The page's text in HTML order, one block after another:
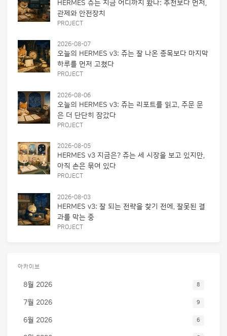
HERMES 쥬는 지금 어디까지 왔나: 추천보다 먼저,
관제와 안전장치
PROJECT
2026-08-07
오늘의 HERMES v3: 쥬는 잘 나온 종목보다 마지막
하루를 먼저 고쳤다
PROJECT
2026-08-06
오늘의 HERMES v3: 쥬는 리포트를 읽고, 주문 문
은 더 단단히 잠갔다
PROJECT
2026-08-05
HERMES v3 지금은? 쥬는 세 시장을 보고 있지만,
아직 손은 묶여 있다
PROJECT
2026-08-03
HERMES v3: 잘 되는 전략을 찾기 전에, 잘못된 결
과를 막는 중
PROJECT
아카이브
8월 2026 8
7월 2026 9
6월 2026 6